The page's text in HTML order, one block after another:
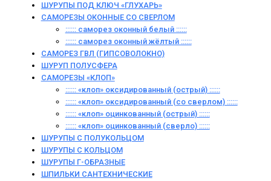
ШУРУПЫ ПОД КЛЮЧ «ГЛУХАРЬ»
САМОРЕЗЫ ОКОННЫЕ СО СВЕРЛОМ
:::::: саморез оконный белый ::::::
:::::: саморез оконный жёлтый ::::::
САМОРЕЗ ГВЛ (ГИПСОВОЛОКНО)
ШУРУП ПОЛУСФЕРА
САМОРЕЗЫ «КЛОП»
:::::: «клоп» оксидированный (острый) ::::::
:::::: «клоп» оксидированный (со сверлом) ::::::
:::::: «клоп» оцинкованный (острый) ::::::
:::::: «клоп» оцинкованный (сверло) ::::::
ШУРУПЫ С ПОЛУКОЛЬЦОМ
ШУРУПЫ С КОЛЬЦОМ
ШУРУПЫ Г-ОБРАЗНЫЕ
ШПИЛЬКИ САНТЕХНИЧЕСКИЕ